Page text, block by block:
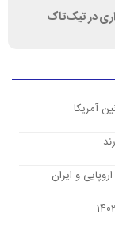
در تیک‌تاک
آمریکا
و ایران